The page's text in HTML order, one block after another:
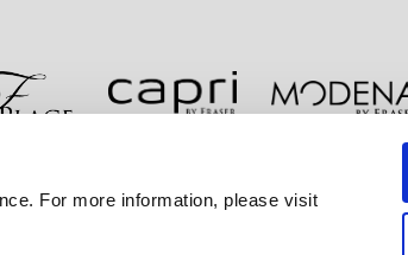
For more information, please visit
プライバシーポリシー クッキー宣言